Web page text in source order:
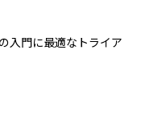
入門に最適なトライア